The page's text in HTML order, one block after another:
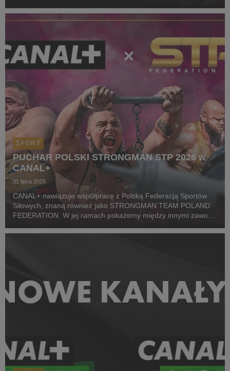
startowych naszego zawodnika podczas
SPORT
PUCHAR POLSKI STRONGMAN STP 2026 w
CANAL+
31 lipca 2026
CANAL+ nawiązuje współpracę z Polską Federacją Sportów
Siłowych, znaną również jako STRONGMAN TEAM POLAND
FEDERATION. W jej ramach pokażemy między innymi zawody
Pierwszym wydarzeniem prezentowanym w CANAL+ SPORT 5